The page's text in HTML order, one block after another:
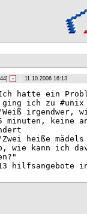
] - 11.10.2006 16:13
hatte ein
ging ich zu #unix
irgendwer,
minuten, keine
heiße
wie kann ich
hilfsangebote